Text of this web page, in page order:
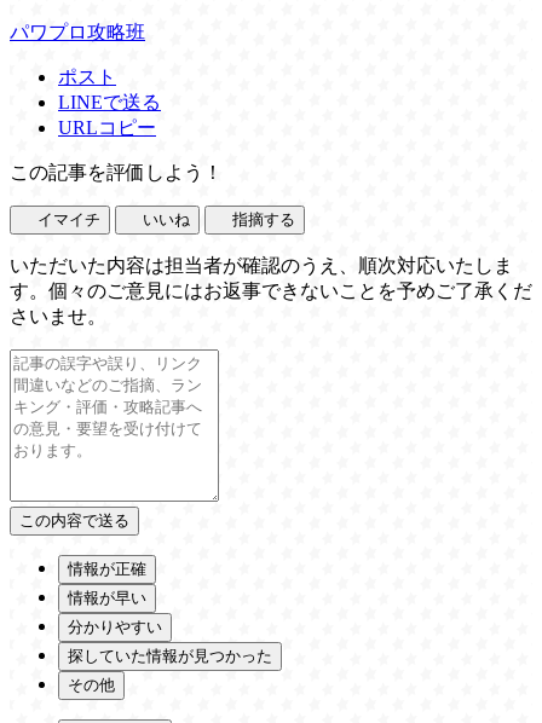
パワプロ攻略班
ポスト
LINEで送る
URLコピー
この記事を評価しよう！
イマイチ いいね 指摘する
いただいた内容は担当者が確認のうえ、順次対応いたしま
す。個々のご意見にはお返事できないことを予めご了承くだ
さいませ。
情報が正確
情報が早い
分かりやすい
探していた情報が見つかった
その他